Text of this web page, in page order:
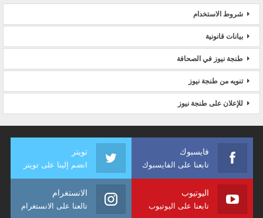
شروط الاستخدام
بيانات قانونية
طنجة نيوز في الصحافة
تنويه من طنجة نيوز
للإعلان على طنجة نيوز
فايسبوك
تابعنا على الفايسبوك
تويتر
انضم إلينا على تويتر
اليوتيوب
تابعنا على اليوتيوب
الانستغرام
تالعنا على الانستغرام